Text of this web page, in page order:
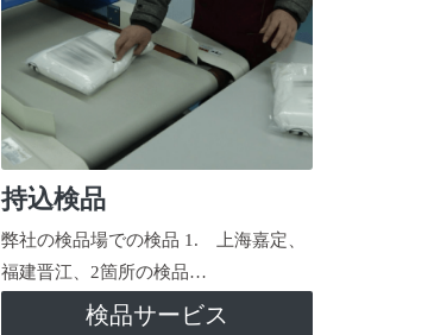
持込検品
弊社の検品場での検品 1. 上海嘉定、
福建晋江、2箇所の検品…
検品サービス